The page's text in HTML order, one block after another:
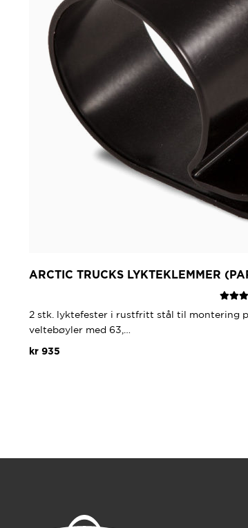
ARCTIC TRUCKS LYKTEKLEMMER
2 stk. lyktefester i rustfritt stål til montering
veltebøyler med 63,…
kr 935